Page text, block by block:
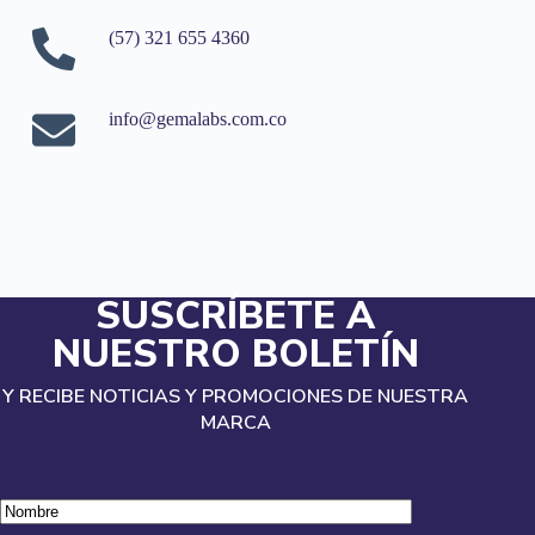
(57) 321 655 4360
info@gemalabs.com.co
SUSCRÍBETE A
NUESTRO BOLETÍN
Y RECIBE NOTICIAS Y PROMOCIONES DE NUESTRA
MARCA